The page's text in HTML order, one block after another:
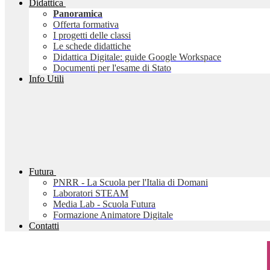
Didattica
Panoramica
Offerta formativa
I progetti delle classi
Le schede didattiche
Didattica Digitale: guide Google Workspace
Documenti per l'esame di Stato
Info Utili
Futura
PNRR - La Scuola per l'Italia di Domani
Laboratori STEAM
Media Lab - Scuola Futura
Formazione Animatore Digitale
Contatti